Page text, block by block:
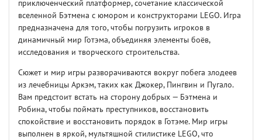
приключенческий платформер, сочетание классической
вселенной Бэтмена с юмором и конструкторами LEGO. Игра
предназначена для того, чтобы погрузить игроков в
динамичный мир Готэма, объединяя элементы боёв,
исследования и творческого строительства.
Сюжет и мир игры разворачиваются вокруг побега злодеев
из лечебницы Аркэм, таких как Джокер, Пингвин и Пугало.
Вам предстоит встать на сторону добрых — Бэтмена и
Робина, чтобы поймать преступников, восстановить
спокойствие и восстановить порядок в Готэме. Мир игры
выполнен в яркой, мультяшной стилистике LEGO, что